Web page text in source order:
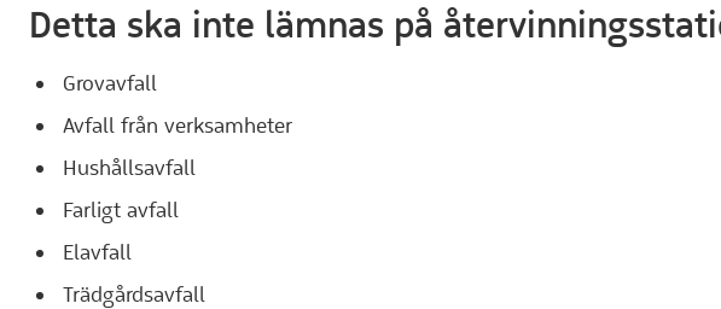
Detta ska inte lämnas på
Grovavfall
Avfall från verksamheter
Hushållsavfall
Farligt avfall
Elavfall
Trädgårdsavfall